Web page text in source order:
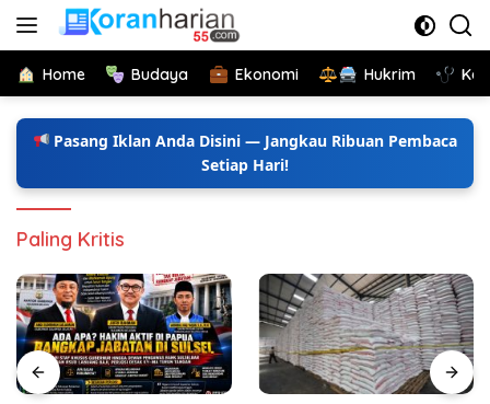
Langsung
Home Budaya Ekonomi Hukrim
Pasang Iklan Anda Disini — Jangkau Ribuan Pembaca
Setiap Hari!
Paling Kritis